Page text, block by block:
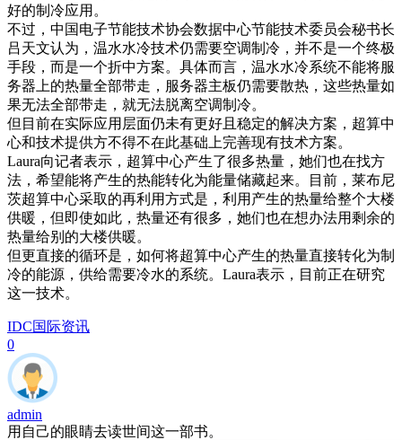
好的制冷应用。
不过，中国电子节能技术协会数据中心节能技术委员会秘书长
吕天文认为，温水水冷技术仍需要空调制冷，并不是一个终极
手段，而是一个折中方案。具体而言，温水水冷系统不能将服
务器上的热量全部带走，服务器主板仍需要散热，这些热量如
果无法全部带走，就无法脱离空调制冷。
但目前在实际应用层面仍未有更好且稳定的解决方案，超算中
心和技术提供方不得不在此基础上完善现有技术方案。
Laura向记者表示，超算中心产生了很多热量，她们也在找方
法，希望能将产生的热能转化为能量储藏起来。目前，莱布尼
茨超算中心采取的再利用方式是，利用产生的热量给整个大楼
供暖，但即使如此，热量还有很多，她们也在想办法用剩余的
热量给别的大楼供暖。
但更直接的循环是，如何将超算中心产生的热量直接转化为制
冷的能源，供给需要冷水的系统。Laura表示，目前正在研究
这一技术。
IDC国际资讯
0
admin
用自己的眼睛去读世间这一部书。